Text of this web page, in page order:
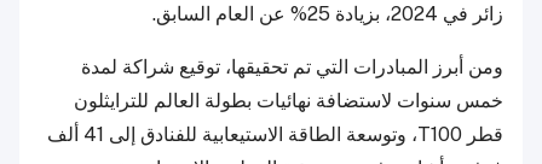
زائر في 2024، بزيادة 25% عن العام السابق.
ومن أبرز المبادرات التي تم تحقيقها، توقيع شراكة لمدة
خمس سنوات لاستضافة نهائيات بطولة العالم للترايثلون
قطر T100، وتوسعة الطاقة الاستيعابية للفنادق إلى 41 ألف